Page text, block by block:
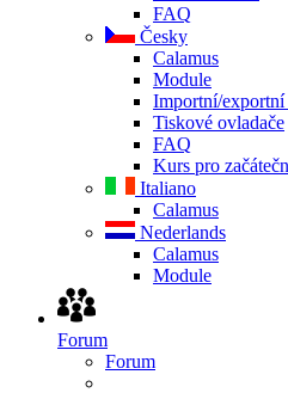
FAQ
Česky
Calamus
Module
Importní/
Tiskové ovladače
FAQ
Kurs pro
Italiano
Calamus
Nederlands
Calamus
Module
Forum
Forum